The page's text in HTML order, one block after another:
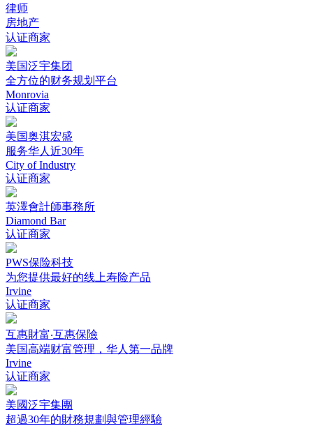
律师
房地产
认证商家
美国泛宇集团
全方位的财务规划平台
Monrovia
认证商家
美国奥淇宏盛
服务华人近30年
City of Industry
认证商家
英澤會計師事務所
Diamond Bar
认证商家
PWS保险科技
为您提供最好的线上寿险产品
Irvine
认证商家
互惠財富‧互惠保險
美国高端财富管理，华人第一品牌
Irvine
认证商家
美國泛宇集團
超過30年的財務規劃與管理經驗